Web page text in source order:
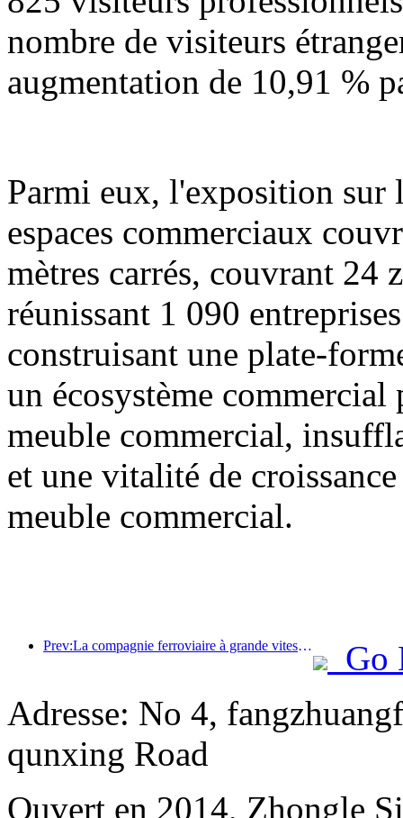
nombre de visiteurs
augmentation de 10,91 %
Parmi eux, l'exposition sur
espaces commerciaux
mètres carrés, couvrant 24
réunissant 1 090
construisant une plate-
un écosystème
meuble commercial,
et une vitalité de
meuble commercial.
Prev:La compagnie ferroviaire à grande vitesse Pékin-Shanghai et l'Institut chinois d'économie ferroviaire ont conclu une coopération stratégique pour promouvoir conjointement le développement de haute qualité du chemin de fer à grande vitesse.
Go
Adresse: No 4,
qunxing Road
Ouvert en 2014, Zhongle